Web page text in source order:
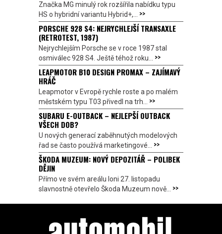
Značka MG minulý rok rozšířila nabídku typu
HS o hybridní variantu Hybrid+,... >>
PORSCHE 928 S4: NEJRYCHLEJŠÍ TRANSAXLE
(RETROTEST, 1987)
Nejrychlejším Porsche se v roce 1987 stal
osmiválec 928 S4. Ještě téhož roku... >>
LEAPMOTOR B10 DESIGN PROMAX – ZAJÍMAVÝ
HRÁČ
Leapmotor v Evropě rychle roste a po malém
městském typu T03 přivedl na trh... >>
SUBARU E-OUTBACK – NEJLEPŠÍ OUTBACK
VŠECH DOB?
U nových generací zaběhnutých modelových
řad se často používá marketingové... >>
ŠKODA MUZEUM: NOVÝ DEPOZITÁŘ – POLIBEK
DĚJIN
Přímo ve svém areálu loni 27. listopadu
slavnostně otevřelo Škoda Muzeum nově... >>